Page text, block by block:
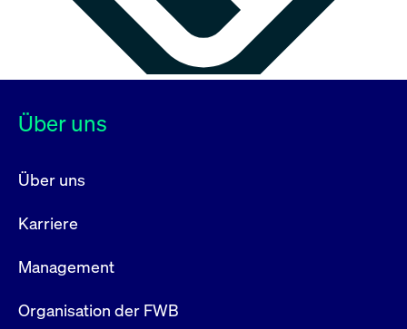
Über uns
Über uns
Karriere
Management
Organisation der FWB